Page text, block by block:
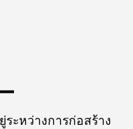
ะหว่างการก่อสร้าง